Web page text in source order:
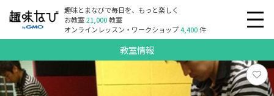
趣味とまなびで毎日を、もっと楽しく
お教室21,000教室
オンラインレッスン・ワークショップ4,400件
教室情報